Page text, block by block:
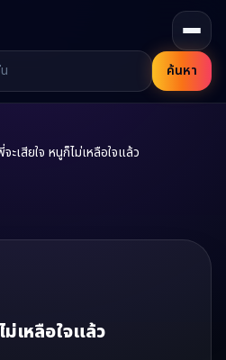
ค้นหา
ะเสียใจ หนูก็ไม่เหลือใจแล้ว
ม่เหลือใจแล้ว